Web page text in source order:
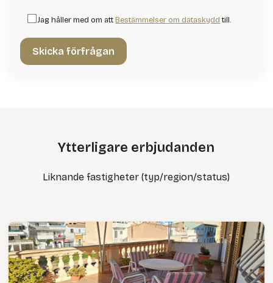
Jag håller med om attBestämmelser om dataskyddtill.
Ytterligare erbjudanden
Liknande fastigheter (typ/region/status)